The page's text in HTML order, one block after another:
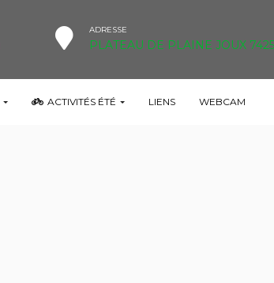
ADRESSE
PLATEAU DE PLAINE JOUX
ACTIVITÉS ÉTÉ LIENS WEBCAM